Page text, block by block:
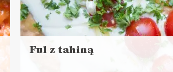
Ful z tahiną